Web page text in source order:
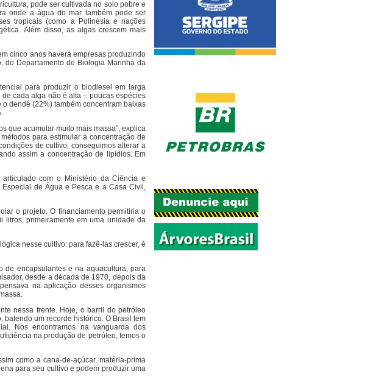
pode ser cultivada no solo pobre e
onde a água do mar também pode ser
tropicais (como a Polinésia e nações
Além disso, as algas crescem mais
cinco anos haverá empresas produzindo
do Departamento de Biologia Marinha da
para produzir o biodiesel em larga
cada alga não é alta – poucas espécies
dendê (22%) também concentram baixas
que acumular muito mais massa”, explica
para estimular a concentração de
de cultivo, conseguimos alterar a
assim a concentração de lipídios. Em
com o Ministério da Ciência e
de Água e Pesca e a Casa Civil,
o projeto. O financiamento permitiria o
litros, primeiramente em uma unidade da
nesse cultivo: para fazê-las crescer, é
de encapsulantes e na aquacultura, para
desde a década de 1970, depois da
na aplicação desses organismos
nessa frente. Hoje, o barril do petróleo
batendo um recorde histórico. O Brasil tem
Nos encontramos na vanguarda dos
na produção de petróleo, temos o
como a cana-de-açúcar, matéria-prima
para seu cultivo e podem produzir uma